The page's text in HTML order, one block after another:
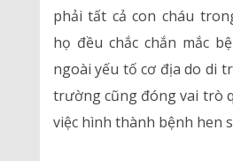
phải tất cả con cháu
họ đều chắc chắn mắc
ngoài yếu tố cơ địa do di
trường cũng đóng vai trò
việc hình thành bệnh hen